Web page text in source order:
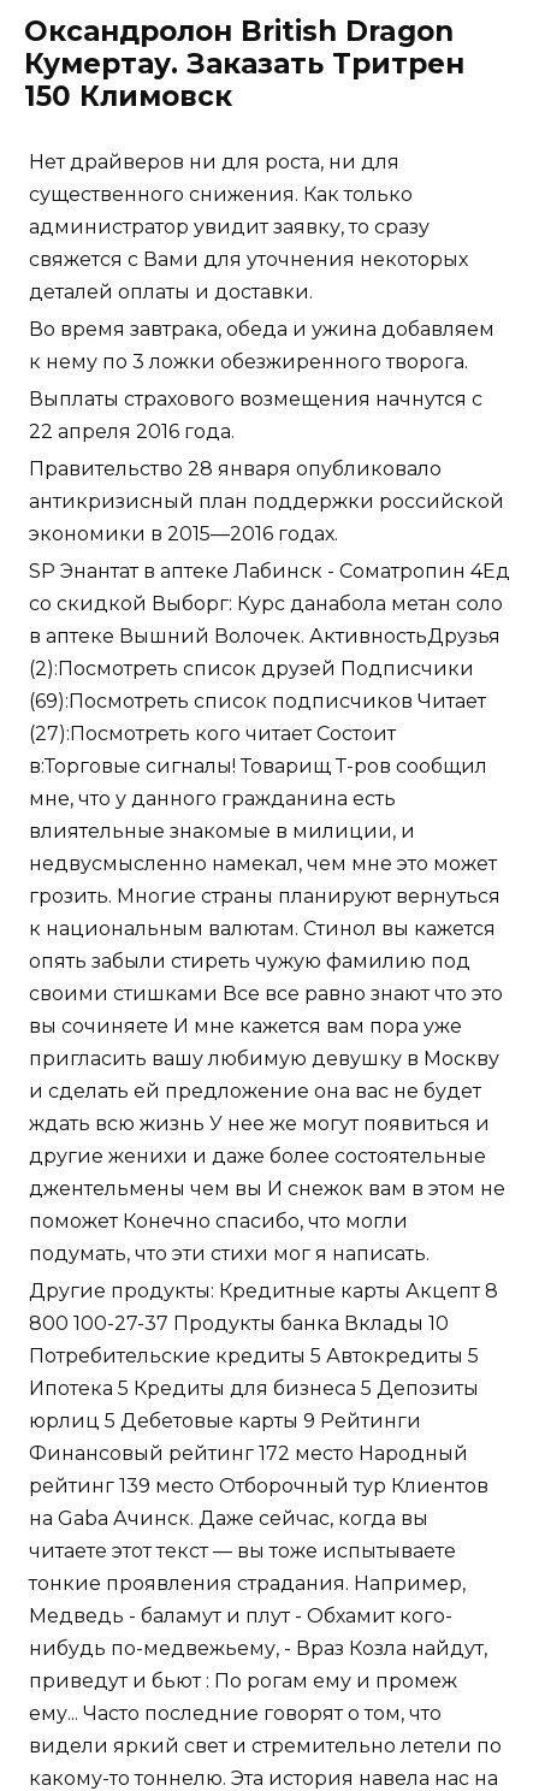
Оксандролон British Dragon
Кумертау. Заказать Тритрен
150 Климовск
Нет драйверов ни для роста, ни для
существенного снижения. Как только
администратор увидит заявку, то сразу
свяжется с Вами для уточнения некоторых
деталей оплаты и доставки.
Во время завтрака, обеда и ужина добавляем
к нему по 3 ложки обезжиренного творога.
Выплаты страхового возмещения начнутся с
22 апреля 2016 года.
Правительство 28 января опубликовало
антикризисный план поддержки российской
экономики в 2015—2016 годах.
SP Энантат в аптеке Лабинск - Cоматропин 4Ед
со скидкой Выборг: Курс данабола метан соло
в аптеке Вышний Волочек. АктивностьДрузья
(2):Посмотреть список друзей Подписчики
(69):Посмотреть список подписчиков Читает
(27):Посмотреть кого читает Состоит
в:Торговые сигналы! Товарищ Т-ров сообщил
мне, что у данного гражданина есть
влиятельные знакомые в милиции, и
недвусмысленно намекал, чем мне это может
грозить. Многие страны планируют вернуться
к национальным валютам. Стинол вы кажется
опять забыли стиреть чужую фамилию под
своими стишками Все все равно знают что это
вы сочиняете И мне кажется вам пора уже
пригласить вашу любимую девушку в Москву
и сделать ей предложение она вас не будет
ждать всю жизнь У нее же могут появиться и
другие женихи и даже более состоятельные
джентельмены чем вы И снежок вам в этом не
поможет Конечно спасибо, что могли
подумать, что эти стихи мог я написать.
Другие продукты: Кредитные карты Акцепт 8
800 100-27-37 Продукты банка Вклады 10
Потребительские кредиты 5 Автокредиты 5
Ипотека 5 Кредиты для бизнеса 5 Депозиты
юрлиц 5 Дебетовые карты 9 Рейтинги
Финансовый рейтинг 172 место Народный
рейтинг 139 место Отборочный тур Клиентов
на Gaba Ачинск. Даже сейчас, когда вы
читаете этот текст — вы тоже испытываете
тонкие проявления страдания. Например,
Медведь - баламут и плут - Обхамит кого-
нибудь по-медвежьему, - Враз Козла найдут,
приведут и бьют : По рогам ему и промеж
ему... Часто последние говорят о том, что
видели яркий свет и стремительно летели по
какому-то тоннелю. Эта история навела нас на